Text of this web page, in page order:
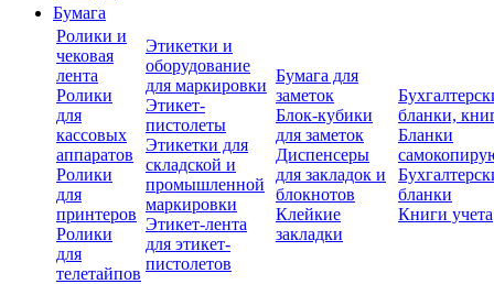
Бумага
Ролики и
чековая
лента
Ролики
для
кассовых
аппаратов
Ролики
для
принтеров
Ролики
для
телетайпов
Этикетки и
оборудование
для маркировки
Этикет-
пистолеты
Этикетки для
складской и
промышленной
маркировки
Этикет-лента
для этикет-
пистолетов
Бумага для
заметок
Блок-кубики
для заметок
Диспенсеры
для закладок и
блокнотов
Клейкие
закладки
бланки,
Бланки
бланки
Книги учета